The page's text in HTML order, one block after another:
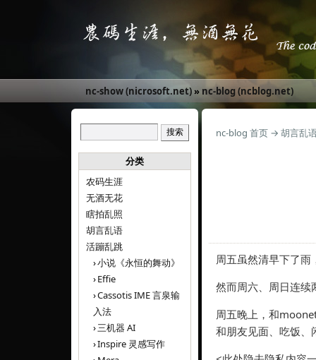
nc-show (nicrosoft.net)» nc-blog (ncblog.net)
分类
农码生涯
无酒无花
瞎拍乱照
胡言乱语
活蹦乱跳
小说《永恒的舞动》
Effie
Cassotis IME 言泉输
入法
三机器 AI
Inspire 灵感写作
nc-blog 首页 → 胡言乱
周五虽然清早下了
然而周六、周日连续
周五晚上，和
和朋友见面、吃饭、